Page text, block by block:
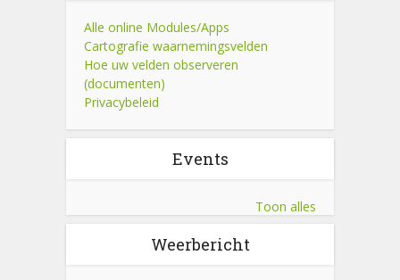
Alle online Modules/Apps
Cartografie waarnemingsvelden
Hoe uw velden observeren
(documenten)
Privacybeleid
Events
Toon alles
Weerbericht